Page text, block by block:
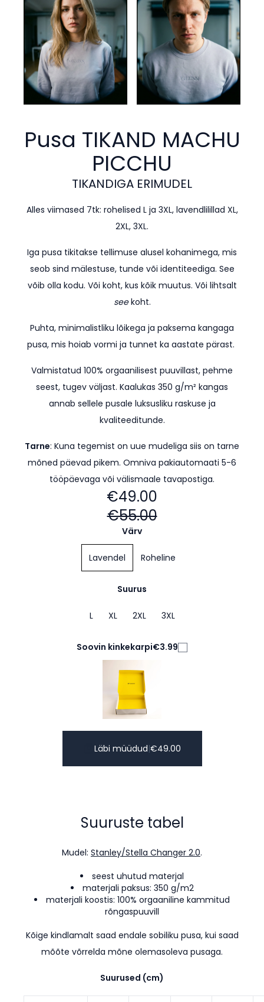
Pusa TIKAND MACHU
PICCHU
TIKANDIGA ERIMUDEL
Alles viimased 7tk: rohelised L ja 3XL, lavendlilillad XL,
2XL, 3XL.
Iga pusa tikitakse tellimuse alusel kohanimega, mis
seob sind mälestuse, tunde või identiteediga. See
võib olla kodu. Või koht, kus kõik muutus. Või lihtsalt
seekoht.
Puhta, minimalistliku lõikega ja paksema kangaga
pusa, mis hoiab vormi ja tunnet ka aastate pärast.
Valmistatud 100% orgaanilisest puuvillast, pehme
seest, tugev väljast. Kaalukas 350 g/m² kangas
annab sellele pusale luksusliku raskuse ja
kvaliteeditunde.
Tarne: Kuna tegemist on uue mudeliga siis on tarne
mõned päevad pikem. Omniva pakiautomaati 5-6
tööpäevaga või välismaale tavapostiga.
€49.00
€55.00
Värv
Lavendel Roheline
Suurus
L XL 2XL 3XL
Soovin kinkekarpi€3.99
Läbi müüdud|€49.00
Suuruste tabel
Mudel: Stanley/Stella Changer 2.0.
seest uhutud materjal
materjali paksus: 350 g/m2
materjali koostis: 100% orgaaniline kammitud
rõngaspuuvill
Kõige kindlamalt saad endale sobiliku pusa, kui saad
mõõte võrrelda mõne olemasoleva pusaga.
Suurused (cm)